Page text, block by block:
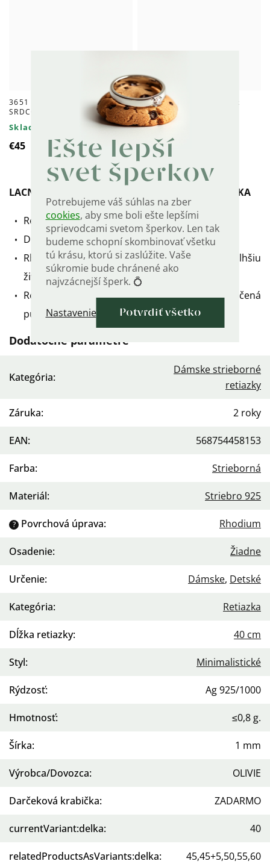
Ešte lepší
svet šperkov
Potrebujeme váš súhlas na zber
cookies, aby sme boli ešte lepšími
sprievodcami svetom šperkov. Len tak
budeme schopní skombinovať všetku
tú krásu, ktorú si zaslúžite. Vaše
súkromie bude chránené ako
najvzácnejší šperk. 💍
Nastavenie Potvrdiť všetko
3651 ANJEL S RUŽOVÝM
SRDCOM - strieborný prívesok
Skladom
€45
3660 Strieborný prívesok
ANJEL so srdiečkom
Skladom
€37
LACNÁ STRIEBORNÁ RHODIOVANÁ 40cm RETIAZKA
Retiazka za výhodnú cenu.
Dĺžka: 40 cm.
Rhodiovaná - má väčšiu odolnosť, vyšší lesk a dlhšiu
životnosť.
Retiazka je vyrobená zo striebra a je označená
puncov rýdzosti 925.
Dodatočné parametre
Kategória:
Dámske strieborné
retiazky
Záruka: 2 roky
EAN: 568754458153
Farba: Strieborná
Materiál: Striebro 925
? Povrchová úprava: Rhodium
Osadenie: Žiadne
Určenie: Dámske, Detské
Kategória: Retiazka
Dĺžka retiazky: 40 cm
Styl: Minimalistické
Rýdzosť: Ag 925/1000
Hmotnosť: ≤0,8 g.
Šírka: 1 mm
Výrobca/Dovozca: OLIVIE
Darčeková krabička: ZADARMO
currentVariant:delka: 40
relatedProductsAsVariants:delka: 45,45+5,50,55,60